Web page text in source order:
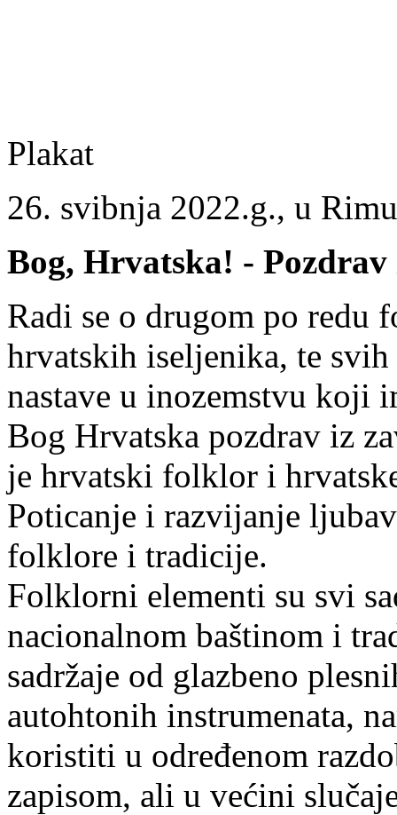
Plakat
26. svibnja 2022.g., u
Bog, Hrvatska! - Pozdrav
Radi se o drugom po redu
hrvatskih iseljenika, te
nastave u inozemstvu koji
Bog Hrvatska pozdrav iz
je hrvatski folklor i
Poticanje i razvijanje
folklore i tradicije.
Folklorni elementi su svi
nacionalnom baštinom i
sadržaje od glazbeno
autohtonih instrumenata,
koristiti u određenom
zapisom, ali u većini